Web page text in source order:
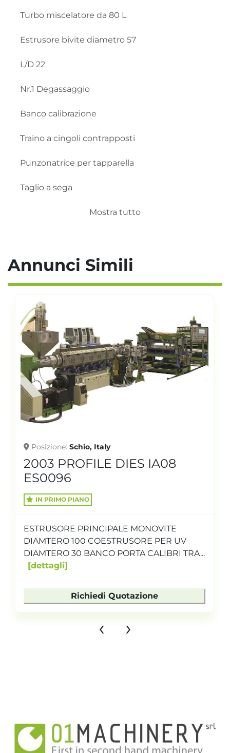
Turbo miscelatore da 80 L
Estrusore bivite diametro 57
L/D 22
Nr.1 Degassaggio
Banco calibrazione
Traino a cingoli contrapposti
Punzonatrice per tapparella
Taglio a sega
Banco raccolta profiliMostra tutto
Annunci Simili
Posizione Schio, Italy
2003 PROFILE DIES IA08
ES0096
IN PRIMO PIANO
ESTRUSORE PRINCIPALE MONOVITE
DIAMTERO 100 COESTRUSORE PER UV
DIAMTERO 30 BANCO PORTA CALIBRI TRA...
dettagli
Richiedi Quotazione
‹ ›